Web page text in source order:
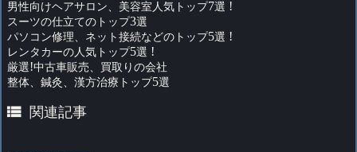
男性向けヘアサロン、美容室人気トップ7選 !
スーツの仕立てのトップ3選
パソコン修理、ネット接続などのトップ5選 !
レンタカーの人気トップ5選 !
厳選!中古車販売、買取りの会社
整体、鍼灸、漢方治療トップ5選
 関連記事